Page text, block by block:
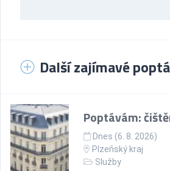
Další zajímavé
Poptávám:
Dnes (6. 8. 2026)
Plzeňský kraj
Služby